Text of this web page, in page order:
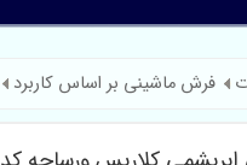
فرش ماشینی بر اساس کاربرد